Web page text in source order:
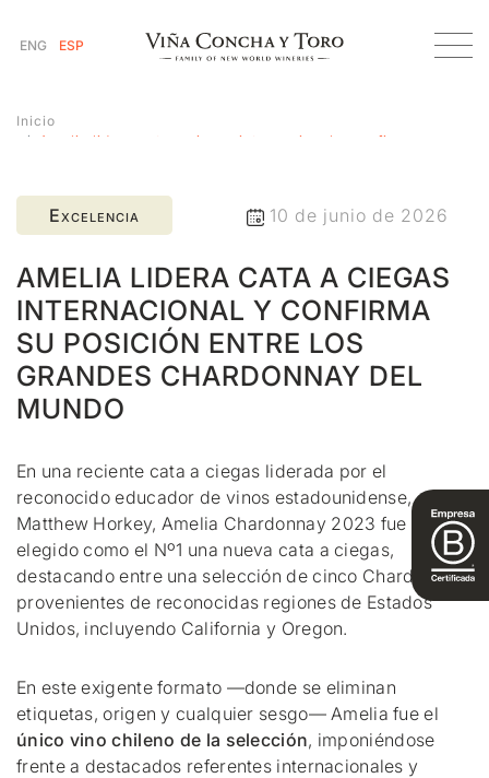
ENG ESP
Inicio
Amelia lidera cata a ciegas internacional y confirma su
Excelencia 10 de junio de 2026
AMELIA LIDERA CATA A CIEGAS
INTERNACIONAL Y CONFIRMA
SU POSICIÓN ENTRE LOS
GRANDES CHARDONNAY DEL
MUNDO
En una reciente cata a ciegas liderada por el
reconocido educador de vinos estadounidense,
Matthew Horkey, Amelia Chardonnay 2023 fue
elegido como el Nº1 una nueva cata a ciegas,
destacando entre una selección de cinco Chardonnay
provenientes de reconocidas regiones de Estados
Unidos, incluyendo California y Oregon.
En este exigente formato —donde se eliminan
etiquetas, origen y cualquier sesgo— Amelia fue el
único vino chileno de la selección, imponiéndose
frente a destacados referentes internacionales y